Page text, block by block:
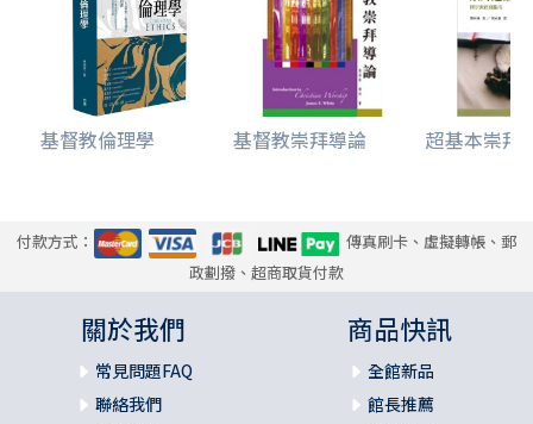
交由讀者自行判斷。
本書的寫作和出版可說是上述故事至今的一個階段性結
果，部份內容首先在2020 年初在德慧文化課程學習平台講
授，在2020 年暑假期間得以整理成文字，繼後在2021 年陸
續增補了相關的部份。在此期間，也曾在香港《時代論壇》
序於
香港中文大學
崇基學院牟路思怡圖書館
基督教倫理學 基督教崇拜導論 超基本崇拜
付款方式：
傳真刷卡、虛擬轉帳、郵
政劃撥、超商取貨付款
關於我們
常見問題FAQ
聯絡我們
商品快訊
全館新品
館長推薦